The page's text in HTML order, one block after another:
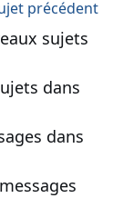
précédent
sujets
dans
dans